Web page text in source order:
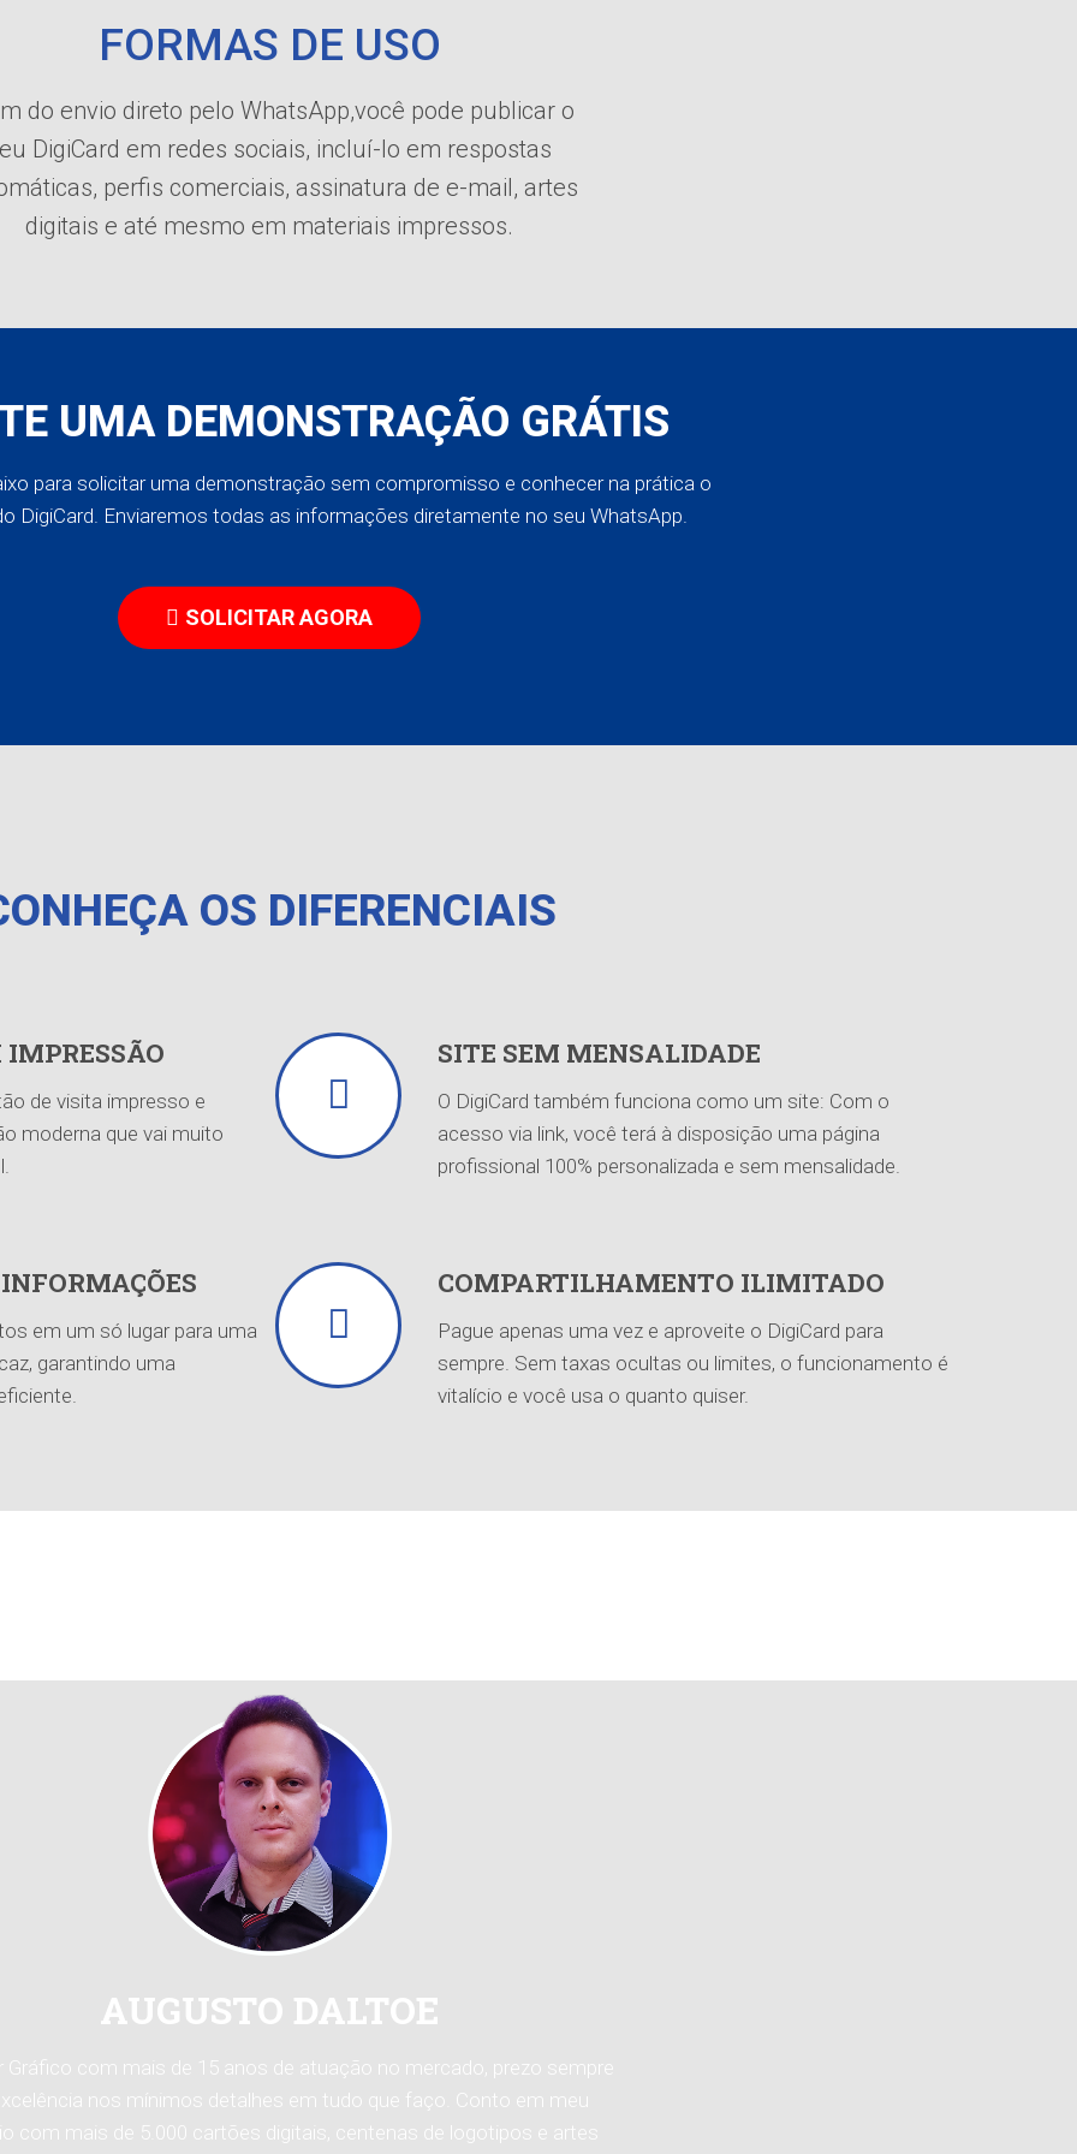
FORMAS DE USO
do envio direto pelo WhatsApp,você pode publicar o
DigiCard em redes sociais, incluí-lo em respostas
perfis comerciais, assinatura de e-mail, artes
digitais e até mesmo em materiais impressos.
UMA DEMONSTRAÇÃO GRÁTIS
para solicitar uma demonstração sem compromisso e conhecer na prática o
DigiCard. Enviaremos todas as informações diretamente no seu WhatsApp.
SOLICITAR AGORA
OS DIFERENCIAIS
IMPRESSÃO
de visita impresso e
moderna que vai muito
em um só lugar para uma
garantindo uma
SITE SEM MENSALIDADE
O DigiCard também funciona como um site: Com o
acesso via link, você terá à disposição uma página
profissional 100% personalizada e sem mensalidade.
COMPARTILHAMENTO ILIMITADO
Pague apenas uma vez e aproveite o DigiCard para
sempre. Sem taxas ocultas ou limites, o funcionamento é
vitalício e você usa o quanto quiser.
AUGUSTO DALTOE
Gráfico com mais de 15 anos de atuação no mercado, prezo sempre
nos mínimos detalhes em tudo que faço. Conto em meu
com mais de 5.000 cartões digitais, centenas de logotipos e artes